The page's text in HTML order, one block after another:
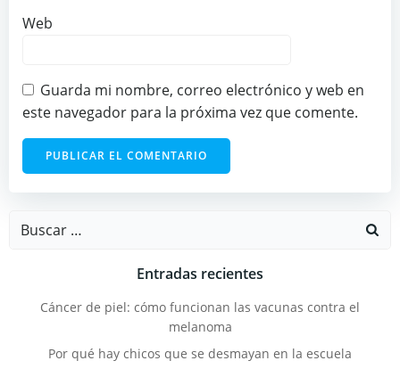
Web
Guarda mi nombre, correo electrónico y web en
este navegador para la próxima vez que comente.
Buscar:
Entradas recientes
Cáncer de piel: cómo funcionan las vacunas contra el
melanoma
Por qué hay chicos que se desmayan en la escuela